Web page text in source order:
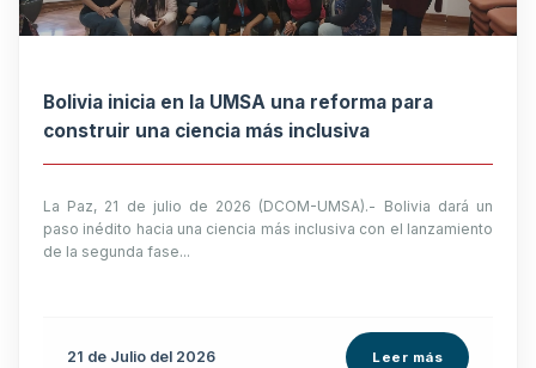
Bolivia inicia en la UMSA una reforma para
construir una ciencia más inclusiva
La Paz, 21 de julio de 2026 (DCOM-UMSA).- Bolivia dará un
paso inédito hacia una ciencia más inclusiva con el lanzamiento
de la segunda fase...
21 de Julio del 2026 Leer más